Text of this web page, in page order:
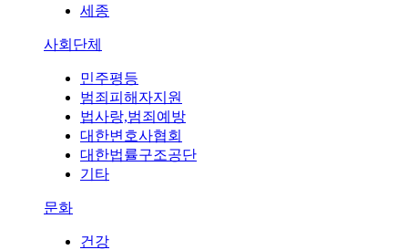
세종
사회단체
민주평등
범죄피해자지원
법사랑,범죄예방
대한변호사협회
대한법률구조공단
기타
문화
건강